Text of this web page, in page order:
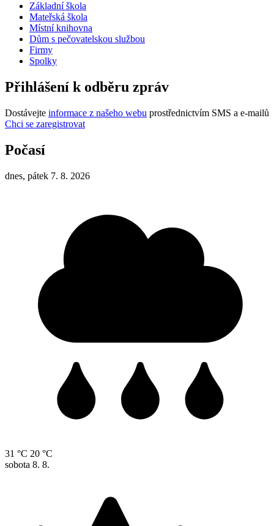
Základní škola
Mateřská škola
Místní knihovna
Dům s pečovatelskou službou
Firmy
Spolky
Přihlášení k odběru zpráv
Dostávejte informace z našeho webu prostřednictvím SMS a e-mailů
Chci se zaregistrovat
Počasí
dnes, pátek 7. 8. 2026
31 °C 20 °C
sobota 8. 8.